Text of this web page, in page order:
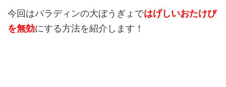
今回はパラディンの大ぼうぎょではげしいおたけび
を無効にする方法を紹介します！